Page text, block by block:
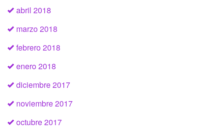
abril 2018
marzo 2018
febrero 2018
enero 2018
diciembre 2017
noviembre 2017
octubre 2017